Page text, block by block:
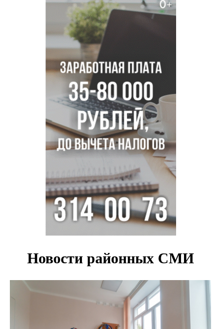
В Новосибирске курьер на велосипеде сломал ребенку
Условный срок получил бердский подросток за
мошенничество на 3,5 миллиона
Под Новосибирском рыбак случайно поймал осетра за
полмиллиона рублей